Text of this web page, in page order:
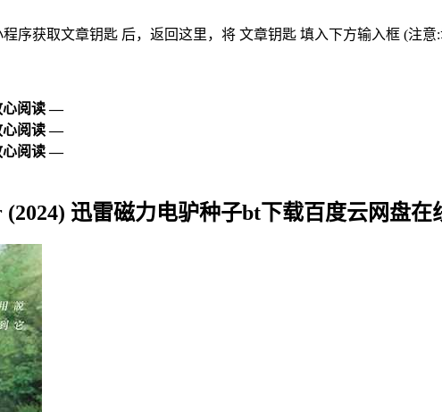
程序获取文章钥匙 后，返回这里，将 文章钥匙 填入下方输入框 (注意
心阅读 —
心阅读 —
心阅读 —
迅雷磁力电驴种子bt下载百度云网盘在